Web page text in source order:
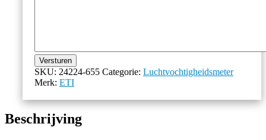
Versturen
SKU: 24224-655 Categorie: Luchtvochtigheidsmeter
Merk: ETI
Beschrijving